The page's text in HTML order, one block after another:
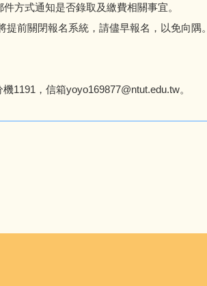
方式通知是否錄取及繳費相關事宜。
前關閉報名系統，請儘早報名，以免向隅。
1191，信箱yoyo169877@ntut.edu.tw。